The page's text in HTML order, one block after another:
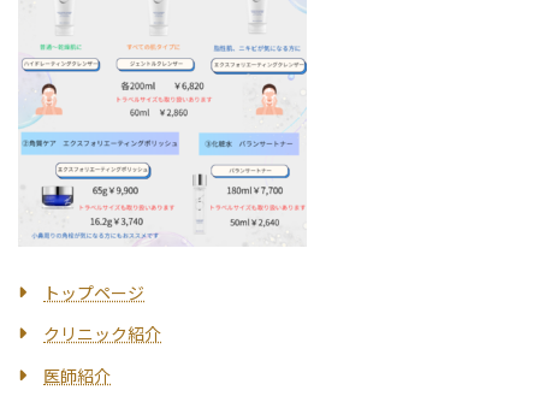
トップページ
クリニック紹介
医師紹介